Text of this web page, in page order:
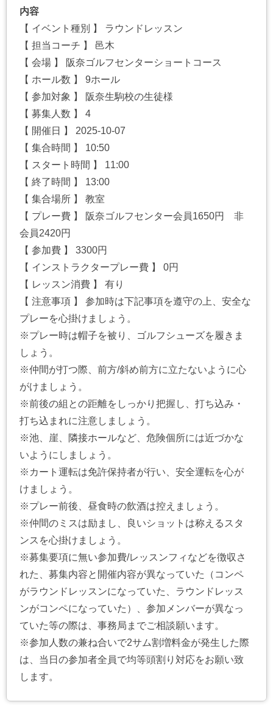
内容
【 イベント種別 】 ラウンドレッスン
【 担当コーチ 】 邑木
【 会場 】 阪奈ゴルフセンターショートコース
【 ホール数 】 9ホール
【 参加対象 】 阪奈生駒校の生徒様
【 募集人数 】 4
【 開催日 】 2025-10-07
【 集合時間 】 10:50
【 スタート時間 】 11:00
【 終了時間 】 13:00
【 集合場所 】 教室
【 プレー費 】 阪奈ゴルフセンター会員1650円 非
会員2420円
【 参加費 】 3300円
【 インストラクタープレー費 】 0円
【 レッスン消費 】 有り
【 注意事項 】 参加時は下記事項を遵守の上、安全な
プレーを心掛けましょう。
※プレー時は帽子を被り、ゴルフシューズを履きま
しょう。
※仲間が打つ際、前方/斜め前方に立たないように心
がけましょう。
※前後の組との距離をしっかり把握し、打ち込み・
打ち込まれに注意しましょう。
※池、崖、隣接ホールなど、危険個所には近づかな
いようにしましょう。
※カート運転は免許保持者が行い、安全運転を心が
けましょう。
※プレー前後、昼食時の飲酒は控えましょう。
※仲間のミスは励まし、良いショットは称えるスタ
ンスを心掛けましょう。
※募集要項に無い参加費/レッスンフィなどを徴収さ
れた、募集内容と開催内容が異なっていた（コンペ
がラウンドレッスンになっていた、ラウンドレッス
ンがコンペになっていた）、参加メンバーが異なっ
ていた等の際は、事務局までご相談願います。
※参加人数の兼ね合いで2サム割増料金が発生した際
は、当日の参加者全員で均等頭割り対応をお願い致
します。